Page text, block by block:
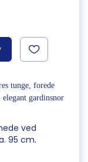
tunge, forede
gardinsnor
ved
95 cm.